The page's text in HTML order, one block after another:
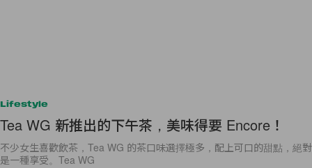
Lifestyle
Tea WG 新推出的下午茶，美味得要 Encore！
不少女生喜歡飲茶，Tea WG 的茶口味選擇極多，配上可口的甜點，絕對
是一種享受。Tea WG